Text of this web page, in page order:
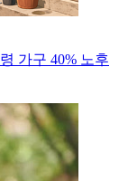
가구 40% 노후